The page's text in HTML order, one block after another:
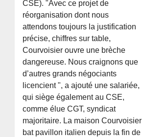
CSE). "Avec ce projet de
réorganisation dont nous
attendons toujours la justification
précise, chiffres sur table,
Courvoisier ouvre une brèche
dangereuse. Nous craignons que
d’autres grands négociants
licencient ", a ajouté une salariée,
qui siège également au CSE,
comme élue CGT, syndicat
majoritaire. La maison Courvoisier
bat pavillon italien depuis la fin de